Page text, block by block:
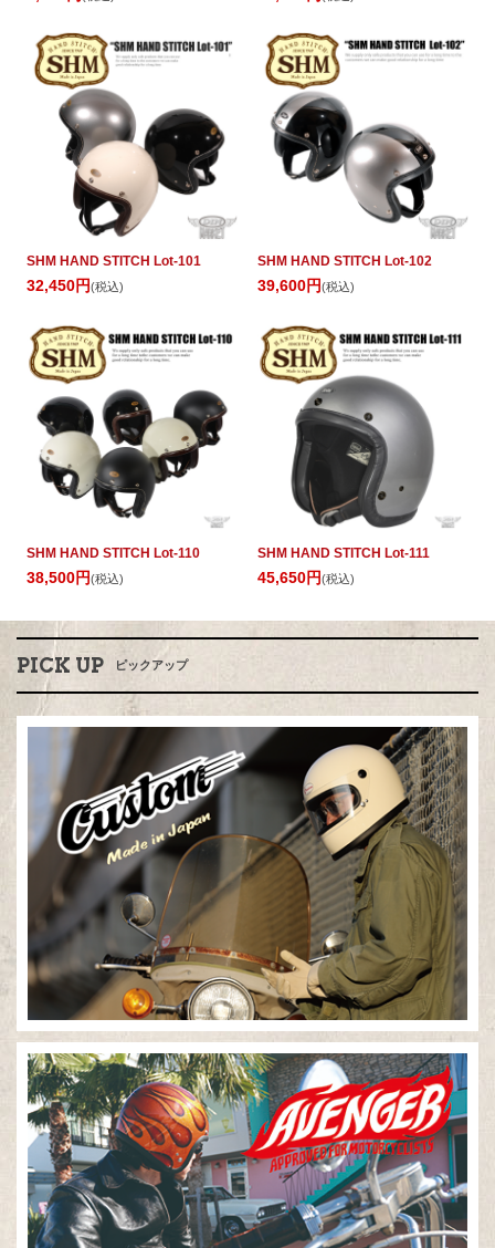
PICK UP ピックアップ
SHM HAND STITCH Lot-101
32,450円(税込)
SHM HAND STITCH Lot-102
39,600円(税込)
SHM HAND STITCH Lot-110
38,500円(税込)
SHM HAND STITCH Lot-111
45,650円(税込)